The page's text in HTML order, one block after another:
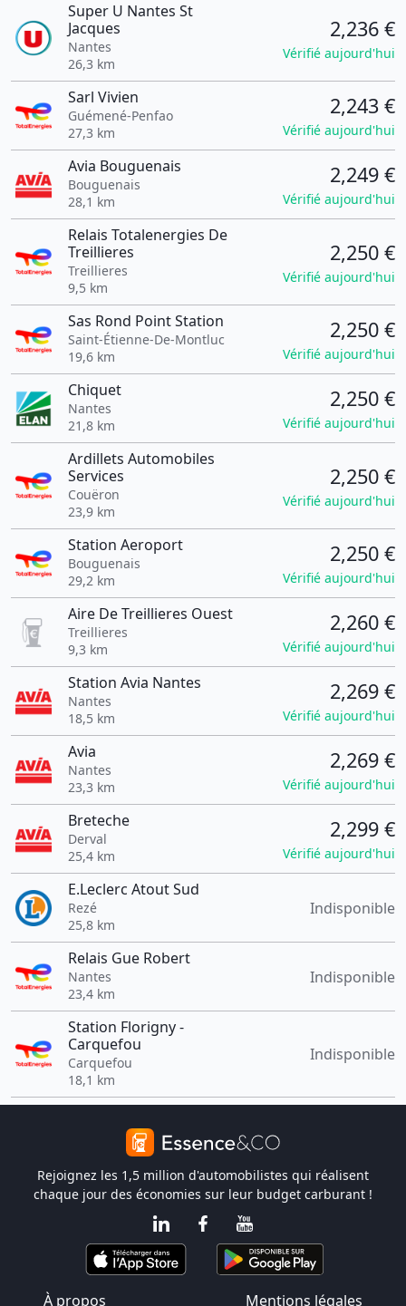
Super U Nantes St
Jacques
Nantes
26,3 km
2,236 €
Vérifié aujourd'hui
Sarl Vivien
Guémené-Penfao
27,3 km
2,243 €
Vérifié aujourd'hui
Avia Bouguenais
Bouguenais
28,1 km
2,249 €
Vérifié aujourd'hui
Relais Totalenergies De
Treillieres
Treillieres
9,5 km
2,250 €
Vérifié aujourd'hui
Sas Rond Point Station
Saint-Étienne-De-Montluc
19,6 km
2,250 €
Vérifié aujourd'hui
Chiquet
Nantes
21,8 km
2,250 €
Vérifié aujourd'hui
Ardillets Automobiles
Services
Couëron
23,9 km
2,250 €
Vérifié aujourd'hui
Station Aeroport
Bouguenais
29,2 km
2,250 €
Vérifié aujourd'hui
Aire De Treillieres Ouest
Treillieres
9,3 km
2,260 €
Vérifié aujourd'hui
Station Avia Nantes
Nantes
18,5 km
2,269 €
Vérifié aujourd'hui
Avia
Nantes
23,3 km
2,269 €
Vérifié aujourd'hui
Breteche
Derval
25,4 km
2,299 €
Vérifié aujourd'hui
E.Leclerc Atout Sud
Rezé
25,8 km
Indisponible
Relais Gue Robert
Nantes
23,4 km
Indisponible
Station Florigny -
Carquefou
Carquefou
18,1 km
Indisponible
Rejoignez les 1,5 million d'automobilistes qui réalisent
chaque jour des économies sur leur budget carburant !
À propos Mentions légales